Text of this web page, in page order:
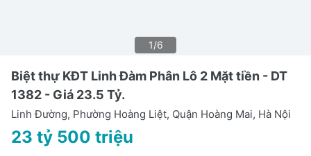
1/6
Biệt thự KĐT Linh Đàm Phân Lô 2 Mặt tiền - DT
1382 - Giá 23.5 Tỷ.
Linh Đường, Phường Hoàng Liệt, Quận Hoàng Mai, Hà Nội
23 tỷ 500 triệu